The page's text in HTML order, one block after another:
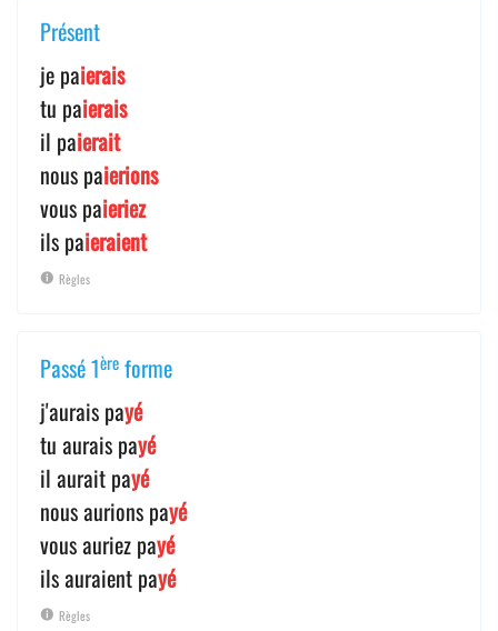
Présent
je paierais
tu paierais
il paierait
nous paierions
vous paieriez
ils paieraient
Règles
Passé 1ère forme
j'aurais payé
tu aurais payé
il aurait payé
nous aurions payé
vous auriez payé
ils auraient payé
Règles